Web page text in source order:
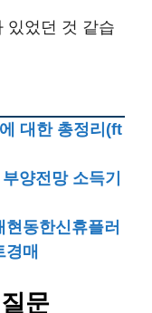
있었던 것 같습
대한 총정리(ft
양전망 소득기
동한신휴플러
매
문